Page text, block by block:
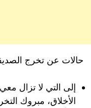
حالات عن تخرج
إلى التي لا تزال
الأخلاق، مبروك